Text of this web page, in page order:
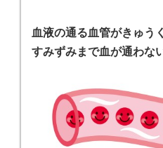
血液の通る血管がきゅう
すみずみまで血が通わな